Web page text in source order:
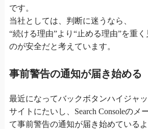
です。
当社としては、判断に迷うなら、
“続ける理由”より“止める理由”を重く
のが安全だと考えています。
事前警告の通知が届き始める
最近になってバックボタンハイジャ
サイトにたいし、Search Consoleのメ
て事前警告の通知が届き始めているよ